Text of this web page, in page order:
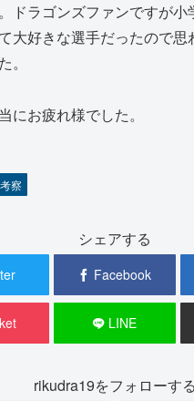
ドラゴンズファンですが小
大好きな選手だったので思
。
にお疲れ様でした。
察
シェアする
Facebook
LINE
rikudra19をフォローする